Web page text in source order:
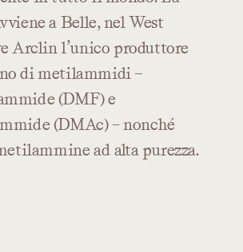
a Belle,nel West
Arclin l’unico produttore
di metilammidi –
(DMF)e
(DMAc)–nonché
ad altapurezza.